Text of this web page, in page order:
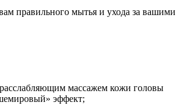
правильного мытья и ухода за вашими
массажем кожи головы
эффект;